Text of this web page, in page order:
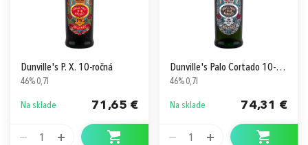
Dunville's P. X. 10-ročná
46% 0,7l
Na sklade 71,65 €
1
Dunville's Palo Cortado 10-ročná
46% 0,7l
Na sklade 74,31 €
1